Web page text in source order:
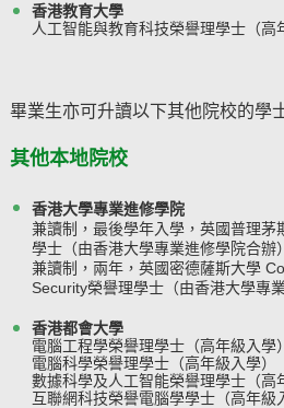
香港教育大學
人工智能與教育科技榮譽理學士（高
畢業生亦可升讀以下其他院校的學
其他本地院校
香港大學專業進修學院
兼讀制，最後學年入學，英國普理茅
學士（由香港大學專業進修學院合辦）
兼讀制，兩年，英國密德薩斯大學
Security榮譽理學士（由香港大學專
香港都會大學
電腦工程學榮譽理學士（高年級入學）
電腦科學榮譽理學士（高年級入學）
數據科學及人工智能榮譽理學士（高
互聯網科技榮譽電腦學學士（高年級